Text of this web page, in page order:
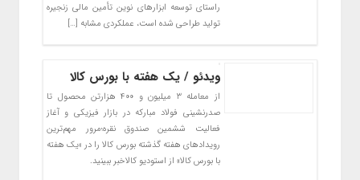
راستای توسعه ابزارهای نوین تأمین مالی زنجیره
تولید طراحی شده است، عملکردی مشابه […]
ویدئو / یک هفته با بورس کالا
از معامله ۳ میلیون و ۴۰۰ هزارتن محصول تا
صدرنشینی فولاد مبارکه در بازار فیزیکی ‌و آغاز
فعالیت ششمین صندوق نقره؛مرور مهم‌ترین
رویدادهای هفته گذشته بورس کالا را در «یک هفته
با بورس کالا» از استودیو کالاخبر ببینید.